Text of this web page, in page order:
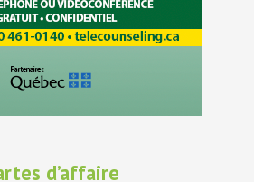
d’affaire